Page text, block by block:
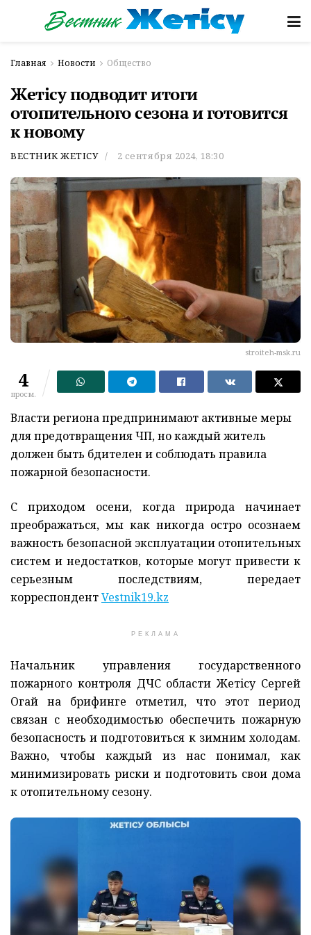
Главная Новости Общество
Жетісу подводит итоги
отопительного сезона и готовится
к новому
ВЕСТНИК ЖЕТІСУ 2 сентября 2024, 18:30
stroiteh-msk.ru
4
просм.
Власти региона предпринимают активные меры
для предотвращения ЧП, но каждый житель
должен быть бдителен и соблюдать правила
пожарной безопасности.
С приходом осени, когда природа начинает
преображаться, мы как никогда остро осознаем
важность безопасной эксплуатации отопительных
систем и недостатков, которые могут привести к
серьезным последствиям, передает
корреспондентVestnik19.kz
РЕКЛАМА
Начальник управления государственного
пожарного контроля ДЧС области Жетiсу Сергей
Огай на брифинге отметил, что этот период
связан с необходимостью обеспечить пожарную
безопасность и подготовиться к зимним холодам.
Важно, чтобы каждый из нас понимал, как
минимизировать риски и подготовить свои дома
к отопительному сезону.